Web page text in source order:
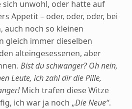
unwohl, oder hatte auf
Appetit – oder, oder, oder, bei
auch noch so kleinen
gleich immer dieselben
alteingesessenen, aber
Bist du schwanger? Oh nein,
Leute, ich zahl dir die Pille,
Mich trafen diese Witze
ich war ja noch „Die Neue“.